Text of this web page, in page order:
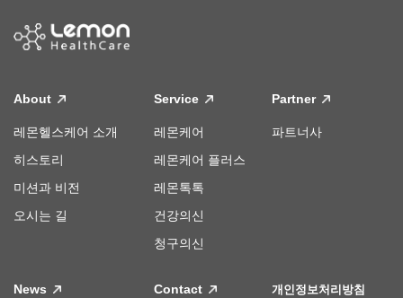
About
레몬헬스케어 소개
히스토리
미션과 비전
오시는 길
Service
레몬케어
레몬케어 플러스
레몬톡톡
건강의신
청구의신
Partner
파트너사
News Contact
개인정보처리방침